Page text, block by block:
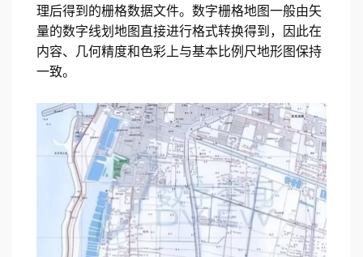
理后得到的栅格数据文件。数字栅格地图一般由矢
量的数字线划地图直接进行格式转换得到，因此在
内容、几何精度和色彩上与基本比例尺地形图保持
一致。